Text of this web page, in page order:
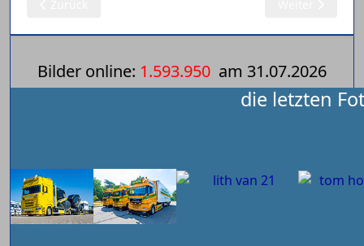
Bilder online: 1.593.950 am 31.07.2026
die letzten